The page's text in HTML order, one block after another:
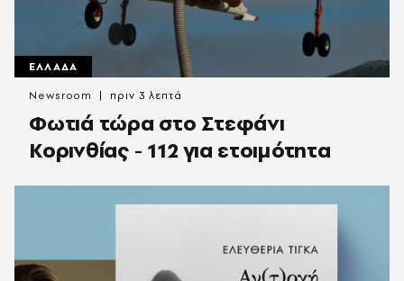
ΕΛΛΑΔΑ
Φωτιά τώρα στο Στεφάνι
Κορινθίας - 112 για ετοιμότητα
Newsroom πριν 3 λεπτά